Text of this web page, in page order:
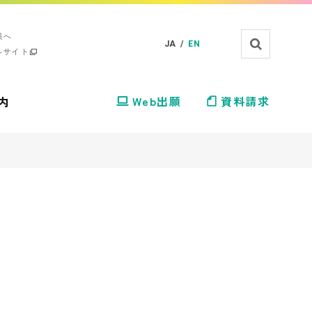
イト
JA / EN
Web出願 資料請求